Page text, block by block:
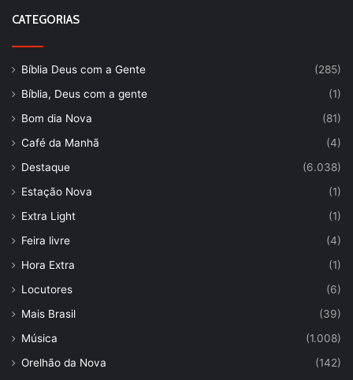
CATEGORIAS
Bíblia Deus com a Gente
(285)
Bíblia, Deus com a gente
(1)
Bom dia Nova
(81)
Café da Manhã
(4)
Destaque
(6.038)
Estação Nova
(1)
Extra Light
(1)
Feira livre
(4)
Hora Extra
(1)
Locutores
(6)
Mais Brasil
(39)
Música
(1.008)
Orelhão da Nova
(142)